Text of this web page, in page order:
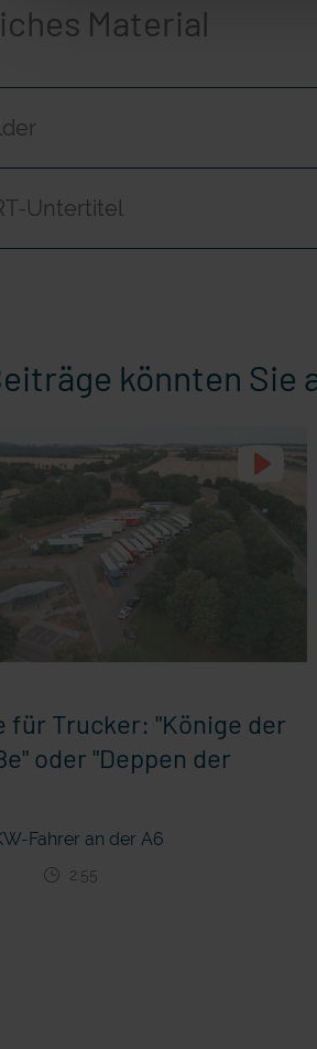
Material
Untertitel
könnten Sie
für Trucker: "Könige der
oder "Deppen der
Fahrer an der A6
2:55